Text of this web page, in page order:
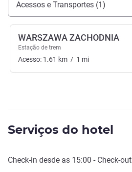
Acessos e Transportes (1)
WARSZAWA ZACHODNIA
Estação de trem
Acesso: 1.61 km / 1 mi
Serviços do hotel
Check-in desde as 15:00 - Check-out